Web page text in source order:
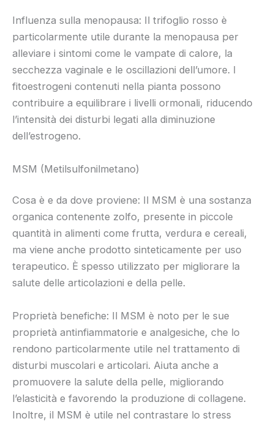
Influenza sulla menopausa: Il trifoglio rosso è
particolarmente utile durante la menopausa per
alleviare i sintomi come le vampate di calore, la
secchezza vaginale e le oscillazioni dell’umore. I
fitoestrogeni contenuti nella pianta possono
contribuire a equilibrare i livelli ormonali, riducendo
l’intensità dei disturbi legati alla diminuzione
dell’estrogeno.
MSM (Metilsulfonilmetano)
Cosa è e da dove proviene: Il MSM è una sostanza
organica contenente zolfo, presente in piccole
quantità in alimenti come frutta, verdura e cereali,
ma viene anche prodotto sinteticamente per uso
terapeutico. È spesso utilizzato per migliorare la
salute delle articolazioni e della pelle.
Proprietà benefiche: Il MSM è noto per le sue
proprietà antinfiammatorie e analgesiche, che lo
rendono particolarmente utile nel trattamento di
disturbi muscolari e articolari. Aiuta anche a
promuovere la salute della pelle, migliorando
l’elasticità e favorendo la produzione di collagene.
Inoltre, il MSM è utile nel contrastare lo stress